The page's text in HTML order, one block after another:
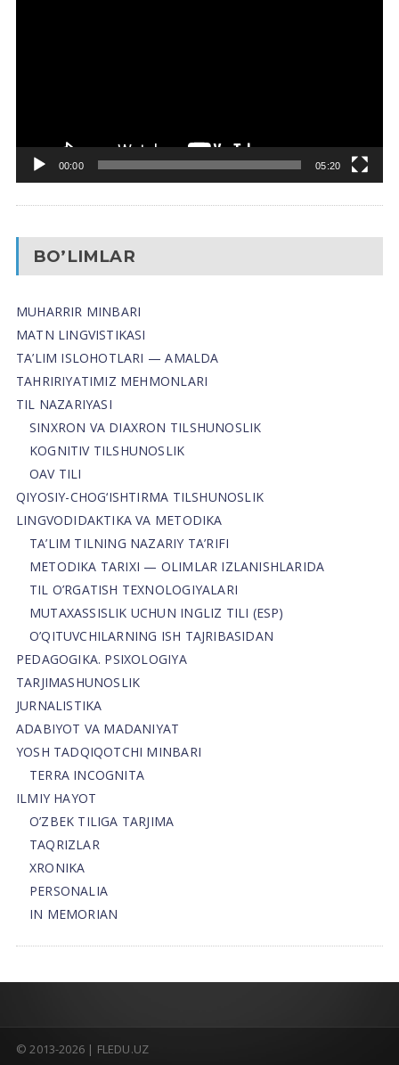
00:00 05:20
BO’LIMLAR
MUHARRIR MINBARI
MATN LINGVISTIKASI
TA’LIM ISLOHOTLARI — AMALDA
TAHRIRIYATIMIZ MEHMONLARI
TIL NAZARIYASI
SINXRON VA DIAXRON TILSHUNOSLIK
KOGNITIV TILSHUNOSLIK
OAV TILI
QIYOSIY-CHOG‘ISHTIRMA TILSHUNOSLIK
LINGVODIDAKTIKA VA METODIKA
TA’LIM TILNING NAZARIY TA’RIFI
METODIKA TARIXI — OLIMLAR IZLANISHLARIDA
TIL O’RGATISH TEXNOLOGIYALARI
MUTAXASSISLIK UCHUN INGLIZ TILI (ESP)
O’QITUVCHILARNING ISH TAJRIBASIDAN
PEDAGOGIKA. PSIXOLOGIYA
TARJIMASHUNOSLIK
JURNALISTIKA
ADABIYOT VA MADANIYAT
YOSH TADQIQOTCHI MINBARI
TERRA INCOGNITA
ILMIY HAYOT
O’ZBEK TILIGA TARJIMA
TAQRIZLAR
XRONIKA
PERSONALIA
IN MEMORIAN
© 2013-2026 | FLEDU.UZ